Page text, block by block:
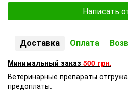
Написать
Доставка Оплата
Минимальный заказ 500 грн.
Ветеринарные препараты
предоплаты.